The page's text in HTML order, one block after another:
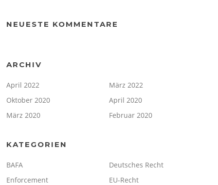
NEUESTE KOMMENTARE
ARCHIV
April 2022
März 2022
Oktober 2020
April 2020
März 2020
Februar 2020
KATEGORIEN
BAFA
Deutsches Recht
Enforcement
EU-Recht